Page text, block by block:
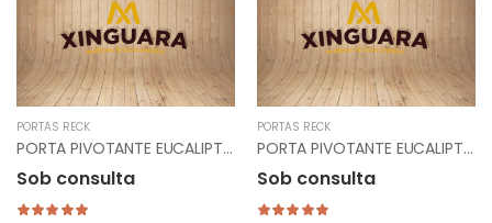
PORTAS RECK
PORTA PIVOTANTE EUCALIPTO REF. 024 - 2,14X1,07 - TING MOGNO - RECK - COD. 024.100.6PM9
Sob consulta
PORTAS RECK
PORTA PIVOTANTE EUCALIPTO REF. 020 - 2,14X1,07 - TING MOGNO - RECK - COD. 020.100.6PM9
Sob consulta